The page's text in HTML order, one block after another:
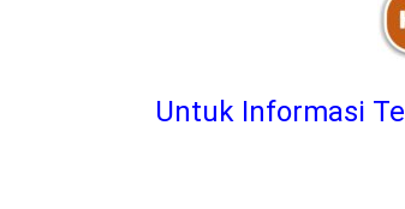
Untuk Informasi